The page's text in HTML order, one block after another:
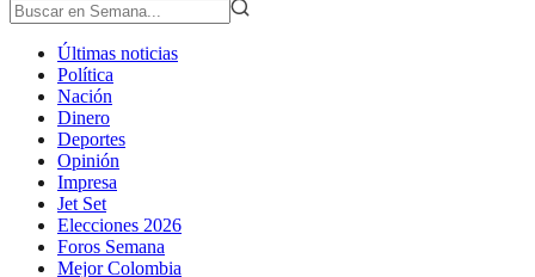
Últimas noticias
Política
Nación
Dinero
Deportes
Opinión
Impresa
Jet Set
Elecciones 2026
Foros Semana
Mejor Colombia